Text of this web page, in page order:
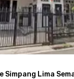
Simpang Lima